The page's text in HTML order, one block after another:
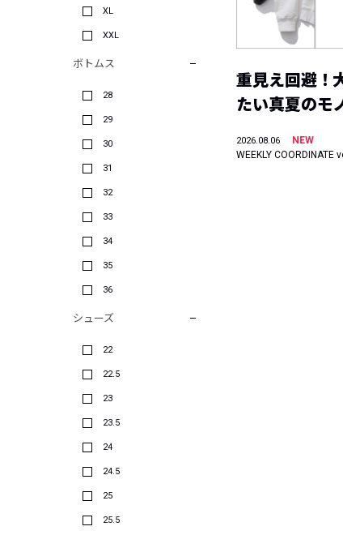
XL
XXL
ボトムス
28
29
30
31
32
33
34
35
36
シューズ
22
22.5
23
23.5
24
24.5
25
25.5
重見え回避！
たい真夏のモ
2026.08.06
NEW
WEEKLY COORDINATE